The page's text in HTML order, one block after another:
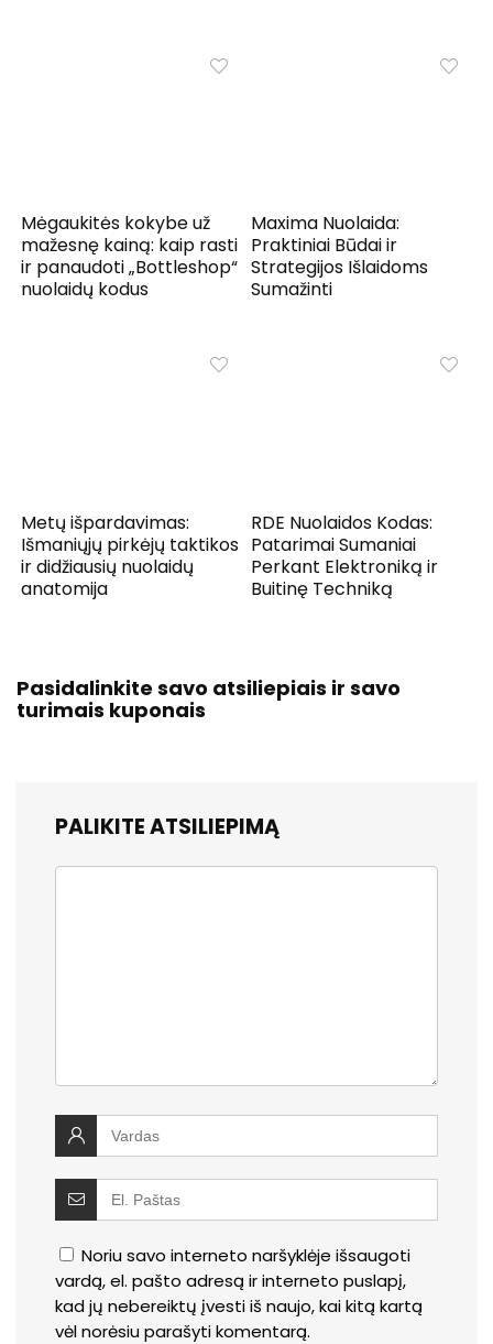
Mėgaukitės kokybe už
mažesnę kainą: kaip rasti
ir panaudoti „Bottleshop“
nuolaidų kodus
Maxima Nuolaida:
Praktiniai Būdai ir
Strategijos Išlaidoms
Sumažinti
Metų išpardavimas:
Išmaniųjų pirkėjų taktikos
ir didžiausių nuolaidų
anatomija
RDE Nuolaidos Kodas:
Patarimai Sumaniai
Perkant Elektroniką ir
Buitinę Techniką
Pasidalinkite savo atsiliepiais ir savo
turimais kuponais
PALIKITE ATSILIEPIMĄ
Noriu savo interneto naršyklėje išsaugoti
vardą, el. pašto adresą ir interneto puslapį,
kad jų nebereiktų įvesti iš naujo, kai kitą kartą
vėl norėsiu parašyti komentarą.